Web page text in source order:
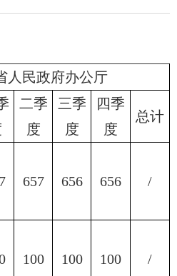
人民政府办公厅
二季
度
三季
度
四季
度
总计
657 656 656 /
100 100 100 /